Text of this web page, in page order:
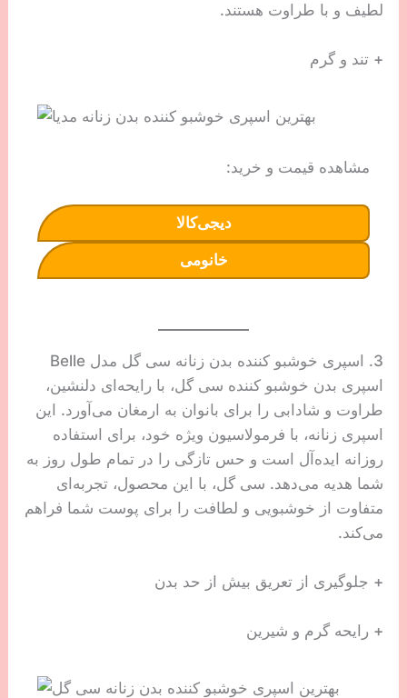
لطیف و با طراوت هستند.
+ تند و گرم
مشاهده قیمت و خرید:
دیجی‌کالا
خانومی
3. اسپری خوشبو کننده بدن زنانه سی گل مدل Belle
اسپری بدن خوشبو کننده سی گل، با رایحه‌ای دلنشین،
طراوت و شادابی را برای بانوان به ارمغان می‌آورد. این
اسپری زنانه، با فرمولاسیون ویژه خود، برای استفاده
روزانه ایده‌آل است و حس تازگی را در تمام طول روز به
شما هدیه می‌دهد. سی گل، با این محصول، تجربه‌ای
متفاوت از خوشبویی و لطافت را برای پوست شما فراهم
می‌کند.
+ جلوگیری از تعریق بیش از حد بدن
+ رایحه گرم و شیرین